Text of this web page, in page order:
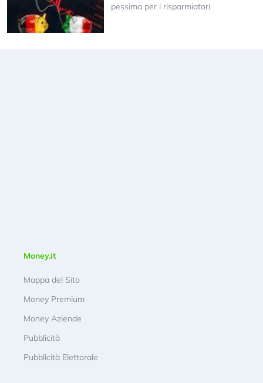
pessima per i risparmiatori
Money.it
Mappa del Sito
Money Premium
Money Aziende
Pubblicità
Pubblicità Elettorale